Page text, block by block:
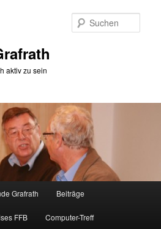
aktiv zu sein
Grafrath Beiträge
FFB Computer-Treff